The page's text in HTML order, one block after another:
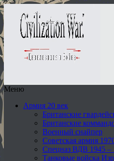
Меню
Армия 20 век
Британские
Британские
Военный снайпер
Советская армия
Спецназ ВДВ 1945 –
Танковые войска